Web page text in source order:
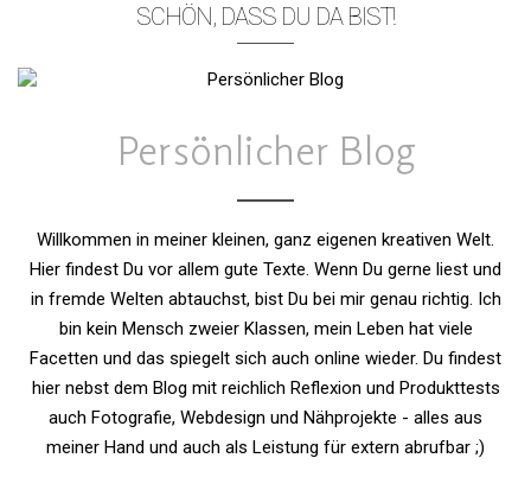
SCHÖN, DASS DU DA BIST!
Persönlicher Blog
Willkommen in meiner kleinen, ganz eigenen kreativen Welt.
Hier findest Du vor allem gute Texte. Wenn Du gerne liest und
in fremde Welten abtauchst, bist Du bei mir genau richtig. Ich
bin kein Mensch zweier Klassen, mein Leben hat viele
Facetten und das spiegelt sich auch online wieder. Du findest
hier nebst dem Blog mit reichlich Reflexion und Produkttests
auch Fotografie, Webdesign und Nähprojekte - alles aus
meiner Hand und auch als Leistung für extern abrufbar ;)